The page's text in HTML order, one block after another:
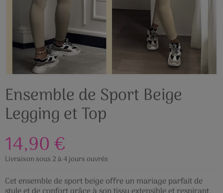
Ensemble de Sport Beige
Legging et Top
14,90 €
Livraison sous 2 à 4 jours ouvrés
Cet ensemble de sport beige offre un mariage parfait de